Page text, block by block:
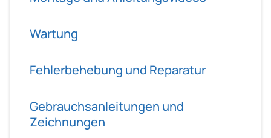
Wartung
Fehlerbehebung und Reparatur
Gebrauchsanleitungen und
Zeichnungen